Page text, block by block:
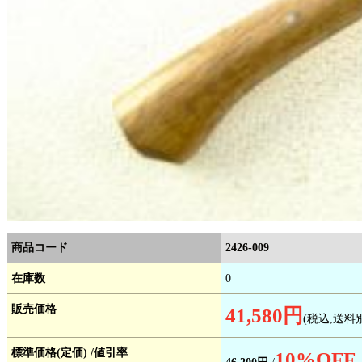
商品コード 2426-009
在庫数 0
販売価格 41,580円 (税込,送料
標準価格(定価) /値引率